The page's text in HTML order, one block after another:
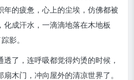
年的疲惫，心上的尘埃，仿佛都被
化成汗水，一滴滴地落在木地板
影。
了，连呼吸都觉得灼烫的时候，
木门，冲向屋外的清凉世界了。